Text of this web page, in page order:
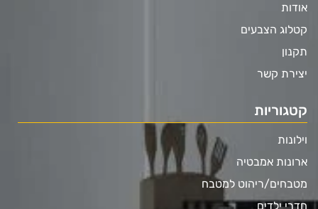
אודות
קטלוג הצבעים
תקנון
יצירת קשר
קטגוריות
וילונות
ארונות אמבטיה
מטבחים/ריהוט למטבח
חדרי ילדים